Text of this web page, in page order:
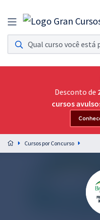
Assinatura Ilimitada 11
Acesso a todos os cursos. Teste
Assinatura OAB Até
Acesso ilimitado a toda
Preparação completa e intensiva
residências em saúde do Brasil
Desconto de
cursos
Cursos por Concurso